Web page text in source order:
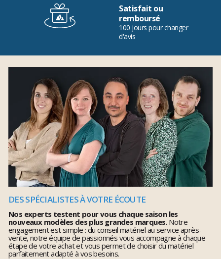
Satisfait ou
remboursé
100 jours pour changer
d'avis
DES SPÉCIALISTES À VOTRE ÉCOUTE
Nos experts testent pour vous chaque saison les
nouveaux modèles des plus grandes marques.Notre
engagement est simple : du conseil matériel au service après-
vente, notre équipe de passionnés vous accompagne à chaque
étape de votre achat et vous permet de choisir du matériel
parfaitement adapté à vos besoins.